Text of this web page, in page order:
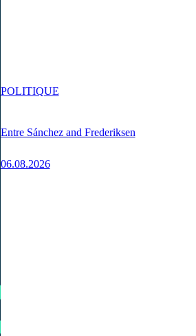
Entre Sánchez and Frederiksen
06.08.2026
POLITIQUE